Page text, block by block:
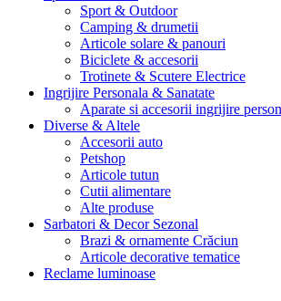
Sport & Outdoor
Camping & drumetii
Articole solare & panouri
Biciclete & accesorii
Trotinete & Scutere Electrice
Ingrijire Personala & Sanatate
Aparate si accesorii ingrijire
Diverse & Altele
Accesorii auto
Petshop
Articole tutun
Cutii alimentare
Alte produse
Sarbatori & Decor Sezonal
Brazi & ornamente Crăciun
Articole decorative tematice
Reclame luminoase